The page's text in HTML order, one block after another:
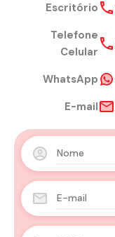
Escritório
Telefone
Celular
WhatsApp
E-mail